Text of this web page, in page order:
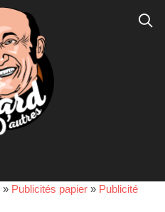
» Publicités papier » Publicité